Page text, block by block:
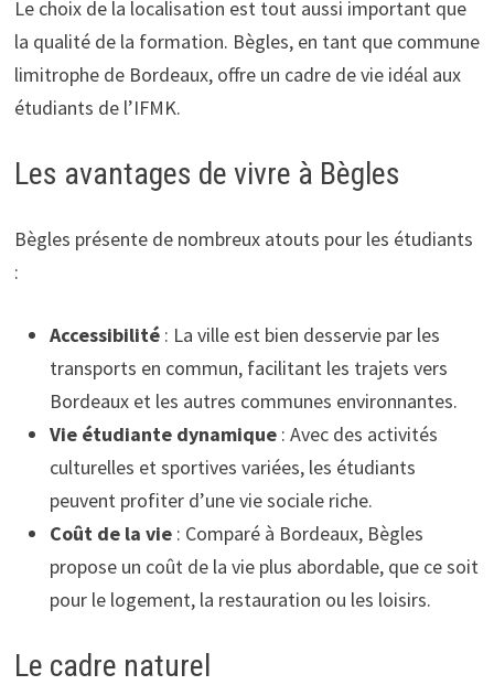
Le choix de la localisation est tout aussi important que
la qualité de la formation. Bègles, en tant que commune
limitrophe de Bordeaux, offre un cadre de vie idéal aux
étudiants de l’IFMK.
Les avantages de vivre à Bègles
Bègles présente de nombreux atouts pour les étudiants
:
Accessibilité: La ville est bien desservie par les
transports en commun, facilitant les trajets vers
Bordeaux et les autres communes environnantes.
Vie étudiante dynamique: Avec des activités
culturelles et sportives variées, les étudiants
peuvent profiter d’une vie sociale riche.
Coût de la vie: Comparé à Bordeaux, Bègles
propose un coût de la vie plus abordable, que ce soit
pour le logement, la restauration ou les loisirs.
Le cadre naturel